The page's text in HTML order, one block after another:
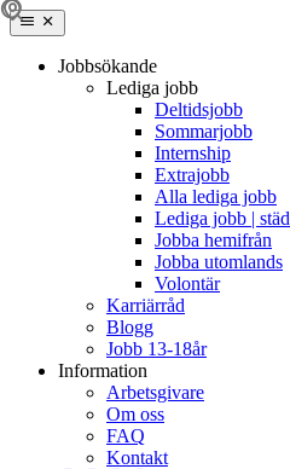
Jobbsökande
Lediga jobb
Deltidsjobb
Sommarjobb
Internship
Extrajobb
Alla lediga jobb
Lediga jobb |
Jobba hemifrån
Jobba utomlands
Volontär
Karriärråd
Blogg
Jobb 13-18år
Information
Arbetsgivare
Om oss
FAQ
Kontakt